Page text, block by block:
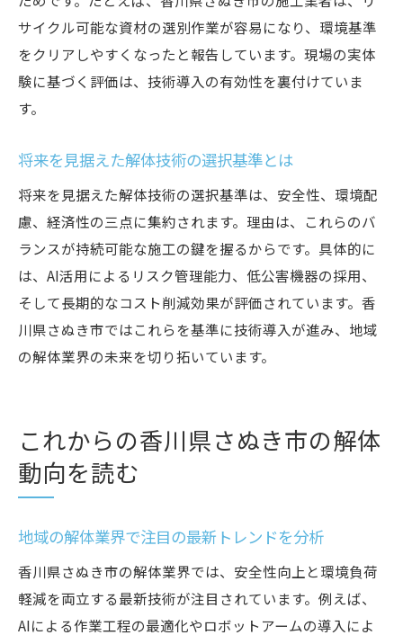
サイクル可能な資材の選別作業が容易になり、環境基準
をクリアしやすくなったと報告しています。現場の実体
験に基づく評価は、技術導入の有効性を裏付けていま
す。
将来を見据えた解体技術の選択基準とは
将来を見据えた解体技術の選択基準は、安全性、環境配
慮、経済性の三点に集約されます。理由は、これらのバ
ランスが持続可能な施工の鍵を握るからです。具体的に
は、AI活用によるリスク管理能力、低公害機器の採用、
そして長期的なコスト削減効果が評価されています。香
川県さぬき市ではこれらを基準に技術導入が進み、地域
の解体業界の未来を切り拓いています。
これからの香川県さぬき市の解体
動向を読む
地域の解体業界で注目の最新トレンドを分析
香川県さぬき市の解体業界では、安全性向上と環境負荷
軽減を両立する最新技術が注目されています。例えば、
AIによる作業工程の最適化やロボットアームの導入によ